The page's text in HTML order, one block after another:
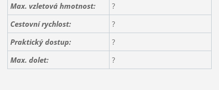
Max. vzletová hmotnost:
?
Cestovní rychlost:
?
Praktický dostup:
?
Max. dolet:
?